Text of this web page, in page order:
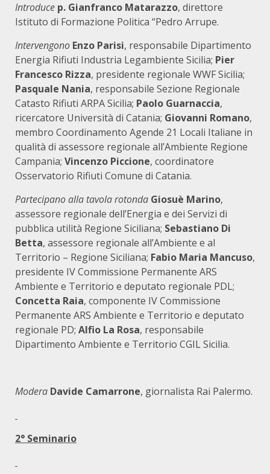
Introduce p. Gianfranco Matarazzo, direttore
Istituto di Formazione Politica “Pedro Arrupe.
Intervengono Enzo Parisi, responsabile Dipartimento
Energia Rifiuti Industria Legambiente Sicilia; Pier
Francesco Rizza, presidente regionale WWF Sicilia;
Pasquale Nania, responsabile Sezione Regionale
Catasto Rifiuti ARPA Sicilia; Paolo Guarnaccia,
ricercatore Università di Catania; Giovanni Romano,
membro Coordinamento Agende 21 Locali Italiane in
qualità di assessore regionale all’Ambiente Regione
Campania; Vincenzo Piccione, coordinatore
Osservatorio Rifiuti Comune di Catania.
Partecipano alla tavola rotonda Giosuè Marino,
assessore regionale dell’Energia e dei Servizi di
pubblica utilità Regione Siciliana; Sebastiano Di
Betta, assessore regionale all’Ambiente e al
Territorio – Regione Siciliana; Fabio Maria Mancuso,
presidente IV Commissione Permanente ARS
Ambiente e Territorio e deputato regionale PDL;
Concetta Raia, componente IV Commissione
Permanente ARS Ambiente e Territorio e deputato
regionale PD; Alfio La Rosa, responsabile
Dipartimento Ambiente e Territorio CGIL Sicilia.
Modera Davide Camarrone, giornalista Rai Palermo.
2° Seminario